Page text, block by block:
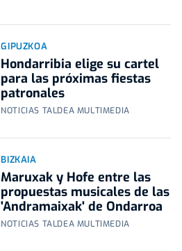
GIPUZKOA
Hondarribia elige su cartel
para las próximas fiestas
patronales
NOTICIAS TALDEA MULTIMEDIA
BIZKAIA
Maruxak y Hofe entre las
propuestas musicales de las
'Andramaixak' de Ondarroa
NOTICIAS TALDEA MULTIMEDIA